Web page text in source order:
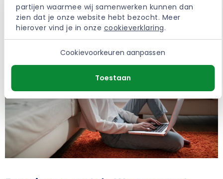
partijen waarmee wij samenwerken kunnen dan
zien dat je onze website hebt bezocht. Meer
hierover vind je in onze cookieverklaring.
Cookievoorkeuren aanpassen
Toestaan